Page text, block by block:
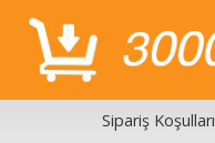
Sipariş Koşulları